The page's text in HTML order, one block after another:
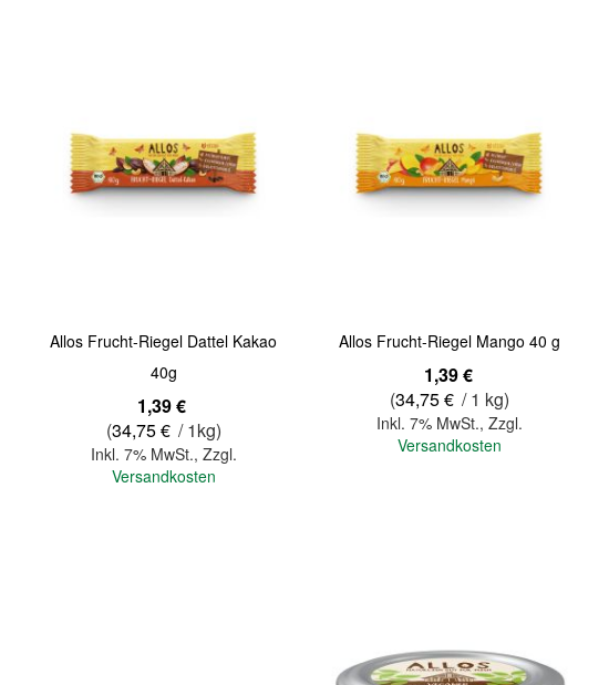
Quickview
Quickview
Allos Frucht-Riegel Dattel Kakao
40g
1,39 €
(34,75 € / 1kg)
Inkl. 7% MwSt., Zzgl.
Versandkosten
Allos Frucht-Riegel Mango 40 g
1,39 €
(34,75 € / 1 kg)
Inkl. 7% MwSt.,Zzgl.
Versandkosten